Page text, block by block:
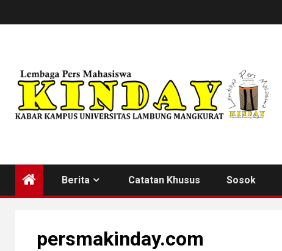
to
Berita Catatan Khusus Sosok
persmakinday.com